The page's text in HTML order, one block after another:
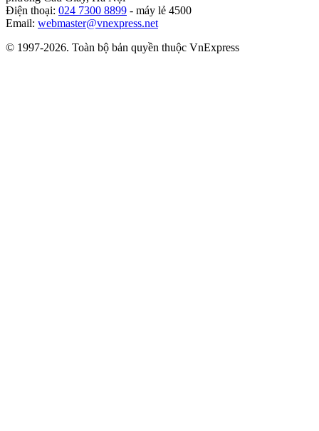
Điện thoại: 024 7300 8899 - máy lẻ 4500
Email: webmaster@vnexpress.net
© 1997-2026. Toàn bộ bản quyền thuộc VnExpress